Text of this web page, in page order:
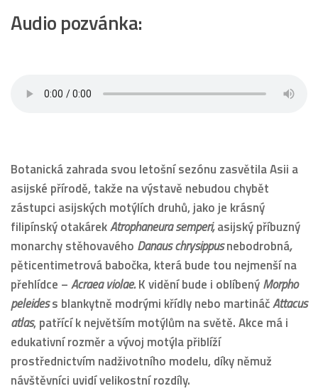
Audio pozvánka:
Botanická zahrada svou letošní sezónu zasvětila Asii a
asijské přírodě, takže na výstavě nebudou chybět
zástupci asijských motýlích druhů, jako je krásný
filipínský otakárekAtrophaneura semperi,asijský příbuzný
monarchy stěhovavého Danaus chrysippusnebodrobná,
pěticentimetrová babočka, která bude tou nejmenší na
přehlídce –Acraea violae.K vidění bude i oblíbenýMorpho
peleidess blankytně modrými křídly nebo martináčAttacus
atlas, patřící k největším motýlům na světě. Akce má i
edukativní rozměr a vývoj motýla přiblíží
prostřednictvím nadživotního modelu, díky němuž
návštěvníci uvidí velikostní rozdíly.